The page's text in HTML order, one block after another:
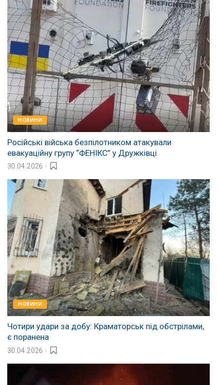
НОВИНИ
Російські війська безпілотником атакували
евакуаційну групу “ФЕНІКС” у Дружківці
30.04.2026
НОВИНИ
Чотири удари за добу: Краматорськ під обстрілами,
є поранена
30.04.2026